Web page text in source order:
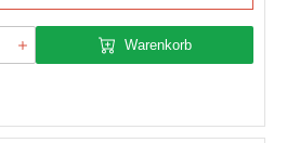
Warenkorb